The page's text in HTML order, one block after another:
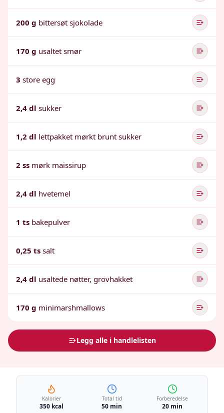
200 g bittersøt sjokolade
170 g usaltet smør
3 store egg
2,4 dl sukker
1,2 dl lettpakket mørkt brunt sukker
2 ss mørk maissirup
2,4 dl hvetemel
1 ts bakepulver
0,25 ts salt
2,4 dl usaltede nøtter, grovhakket
170 g minimarshmallows
Legg alle i handlelisten
Kalorier
350 kcal
Total tid
50 min
Forberedelse
20 min